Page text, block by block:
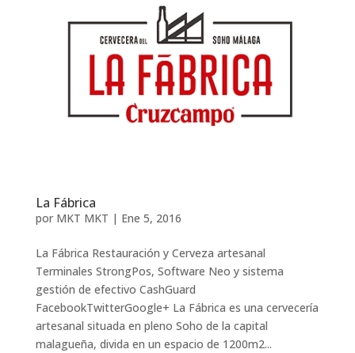
La Fábrica
por MKT MKT | Ene 5, 2016
La Fábrica Restauración y Cerveza artesanal
Terminales StrongPos, Software Neo y sistema
gestión de efectivo CashGuard
FacebookTwitterGoogle+ La Fábrica es una cervecería
artesanal situada en pleno Soho de la capital
malagueña, divida en un espacio de 1200m2...